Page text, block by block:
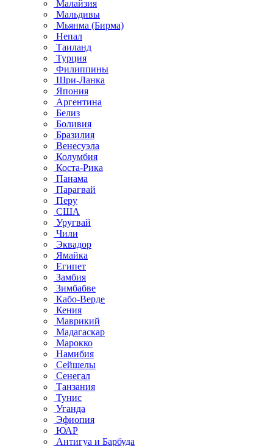
Малайзия
Мальдивы
Мьянма (Бирма)
Непал
Таиланд
Турция
Филиппины
Шри-Ланка
Япония
Аргентина
Белиз
Боливия
Бразилия
Венесуэла
Колумбия
Коста-Рика
Панама
Парагвай
Перу
США
Уругвай
Чили
Эквадор
Ямайка
Египет
Замбия
Зимбабве
Кабо-Верде
Кения
Маврикий
Мадагаскар
Марокко
Намибия
Сейшелы
Сенегал
Танзания
Тунис
Уганда
Эфиопия
ЮАР
Антигуа и Барбуда